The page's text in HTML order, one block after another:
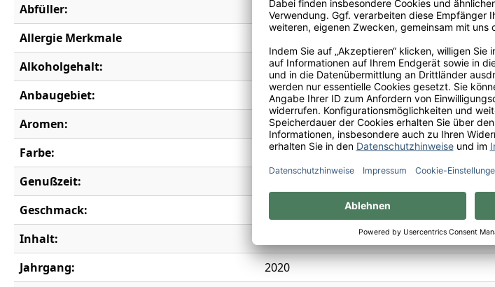
Abfüller:
Domaine Clarence Dillon, 133 Av. Jean
Allergie Merkmale
Enthält Sulfite
Alkoholgehalt:
14,0 % vol.
Anbaugebiet:
Bordeaux
Aromen:
Apfel, Birne, Dill, Hefeteig, Maracuja,
Farbe:
weiß
Genußzeit:
Geschmack:
Inhalt:
Jahrgang:
2020